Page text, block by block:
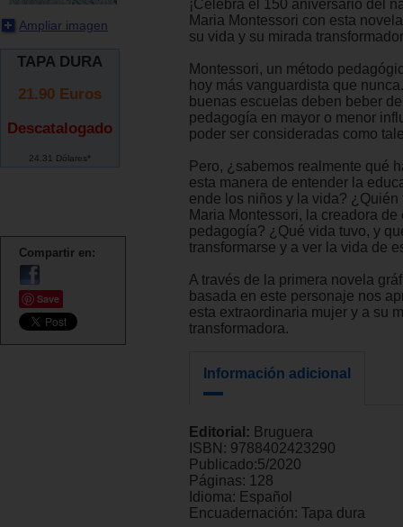
Ampliar imagen
TAPA DURA
21.90 Euros
Descatalogado
24.31 Dólares*
Compartir en:
Save
¡Celebra el 150 aniversario del
Maria Montessori con esta
su vida y su mirada
Montessori, un método
hoy más vanguardista que
buenas escuelas deben beber
pedagogía en mayor o menor
poder ser consideradas como
Pero, ¿sabemos realmente qué
esta manera de entender la
ende los niños y la vida? ¿Quién
Maria Montessori, la creadora de
pedagogía? ¿Qué vida tuvo, y
transformarse y a ver la vida de
A través de la primera novela
basada en este personaje nos
esta extraordinaria mujer y a su
transformadora.
Información adicional
Editorial: Bruguera
ISBN: 9788402423290
Publicado:5/2020
Páginas: 128
Idioma: Español
Encuadernación: Tapa dura